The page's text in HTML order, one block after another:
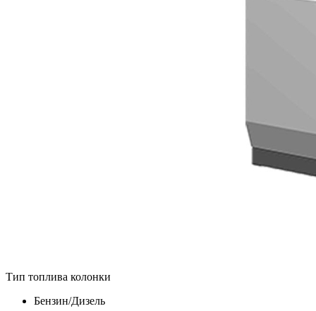
Тип топлива колонки
Бензин/Дизель